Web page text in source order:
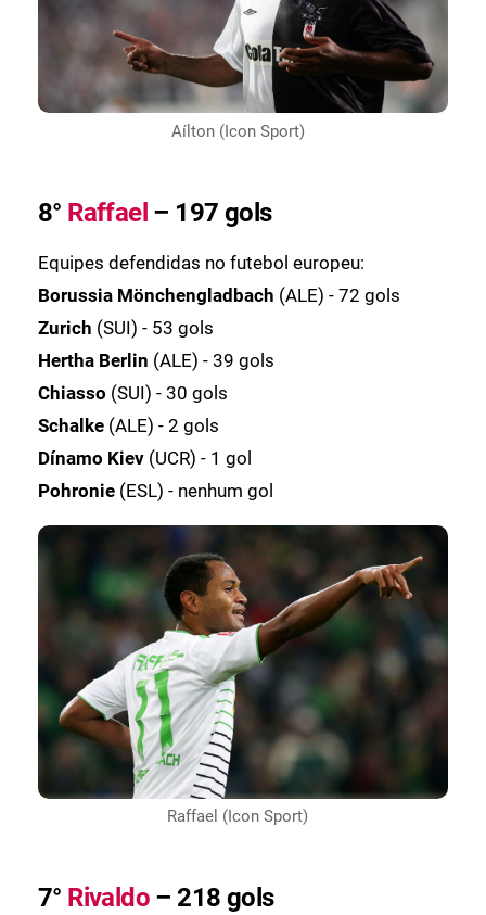
Aílton (Icon Sport)
8° Raffael – 197 gols
Equipes defendidas no futebol europeu:
Borussia Mönchengladbach (ALE) - 72 gols
Zurich (SUI) - 53 gols
Hertha Berlin (ALE) - 39 gols
Chiasso (SUI) - 30 gols
Schalke (ALE) - 2 gols
Dínamo Kiev (UCR) - 1 gol
Pohronie (ESL) - nenhum gol
Raffael (Icon Sport)
7° Rivaldo – 218 gols